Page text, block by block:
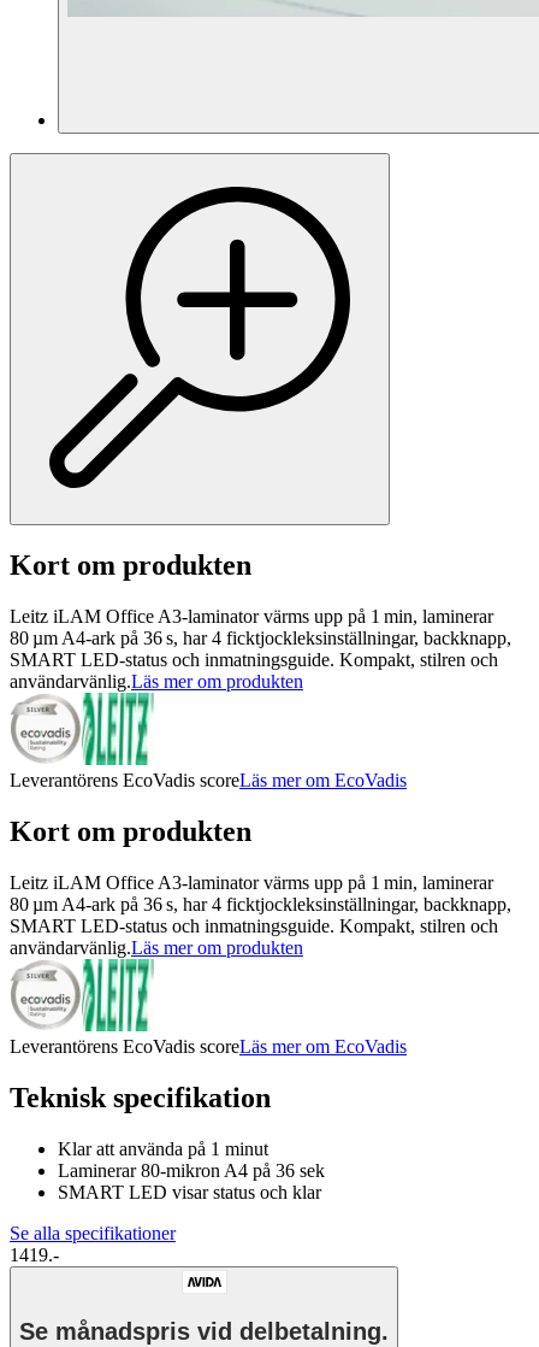
Kort om produkten
Leitz iLAM Office A3-laminator värms upp på 1 min, laminerar
80 µm A4-ark på 36 s, har 4 ficktjockleksinställningar, backknapp,
SMART LED-status och inmatningsguide. Kompakt, stilren och
användarvänlig.Läs mer om produkten
Leverantörens EcoVadis scoreLäs mer om EcoVadis
Kort om produkten
Leitz iLAM Office A3-laminator värms upp på 1 min, laminerar
80 µm A4-ark på 36 s, har 4 ficktjockleksinställningar, backknapp,
SMART LED-status och inmatningsguide. Kompakt, stilren och
användarvänlig.Läs mer om produkten
Leverantörens EcoVadis scoreLäs mer om EcoVadis
Teknisk specifikation
Klar att använda på 1 minut
Laminerar 80-mikron A4 på 36 sek
SMART LED visar status och klar
Se alla specifikationer
1419.-
Se månadspris vid delbetalning.